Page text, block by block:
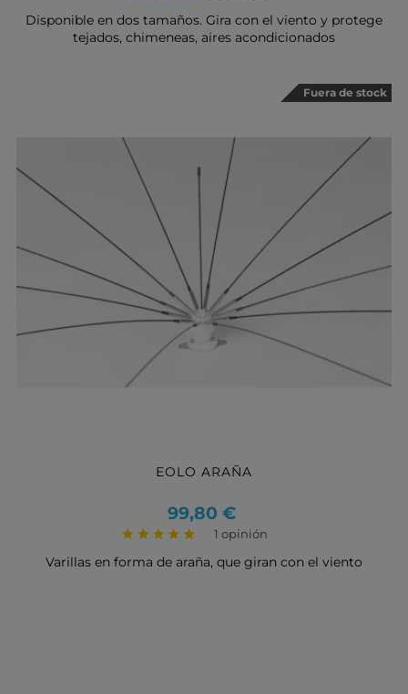
Disponible en dos tamaños. Gira con el viento y protege
tejados, chimeneas, aires acondicionados
Fuera de stock
EOLO ARAÑA
Precio
99,80 €
1 opinión
Varillas en forma de araña, que giran con el viento